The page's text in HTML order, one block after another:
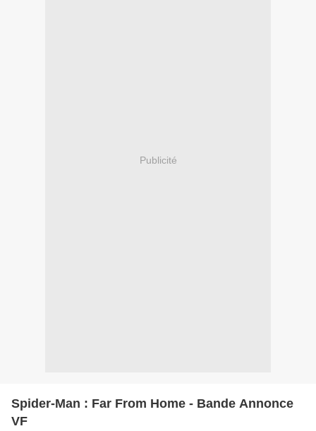
Publicité
Spider-Man : Far From Home - Bande Annonce
VF